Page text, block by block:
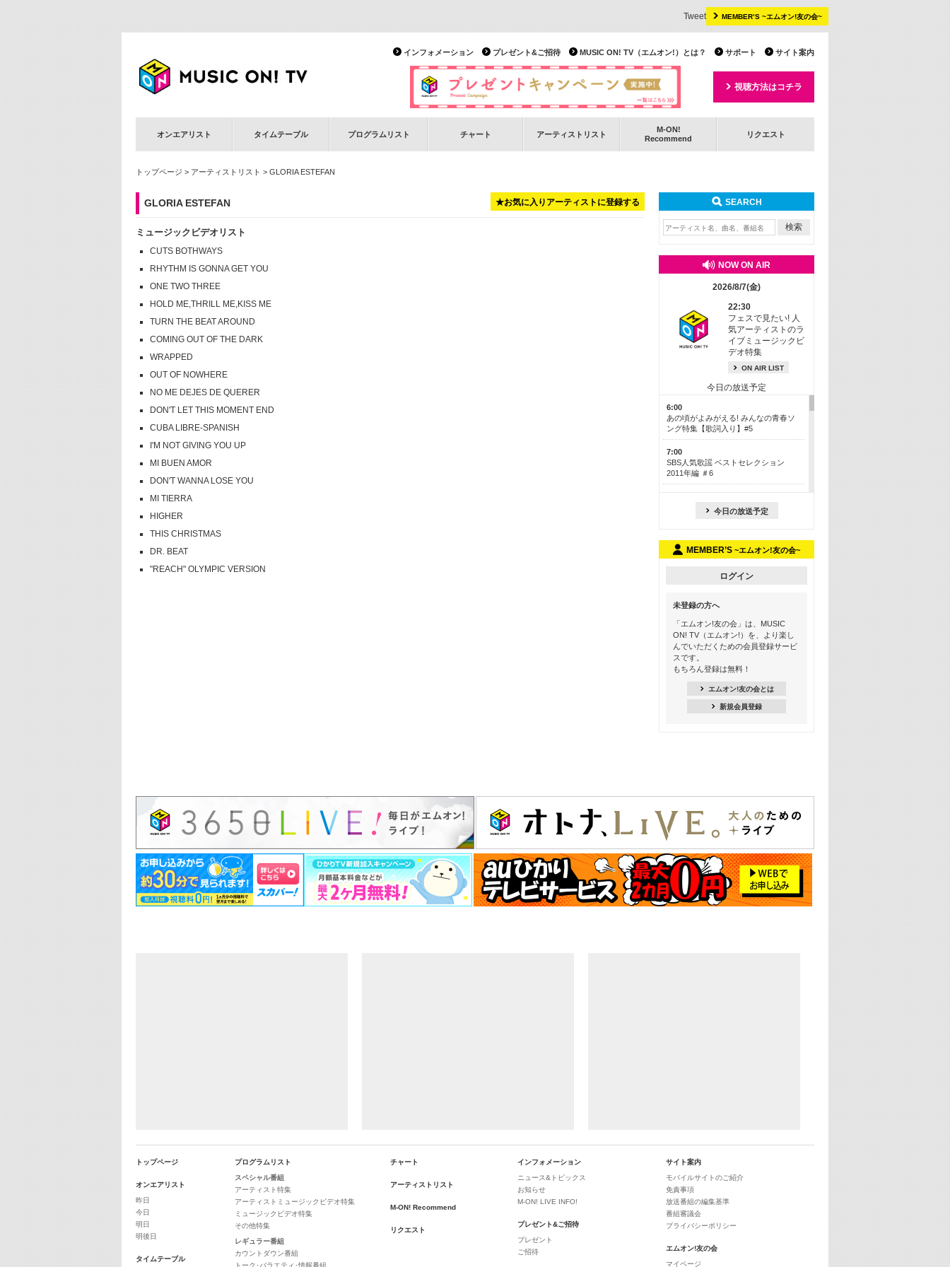
MEMBER’S ~エムオン!友の会~
Tweet
サイト案内
サポート
MUSIC ON! TV（エムオン!）とは？
プレゼント&ご招待
インフォメーション
視聴方法はコチラ
オンエアリスト タイムテーブル プログラムリスト チャート アーティストリスト
M-ON!
Recommend
リクエスト
トップページ > アーティストリスト > GLORIA ESTEFAN
★お気に入りアーティストに登録する
GLORIA ESTEFAN
ミュージックビデオリスト
CUTS BOTHWAYS
RHYTHM IS GONNA GET YOU
ONE TWO THREE
HOLD ME,THRILL ME,KISS ME
TURN THE BEAT AROUND
COMING OUT OF THE DARK
WRAPPED
OUT OF NOWHERE
NO ME DEJES DE QUERER
DON'T LET THIS MOMENT END
CUBA LIBRE-SPANISH
I'M NOT GIVING YOU UP
MI BUEN AMOR
DON'T WANNA LOSE YOU
MI TIERRA
HIGHER
THIS CHRISTMAS
DR. BEAT
"REACH" OLYMPIC VERSION
SEARCH
NOW ON AIR
2026/8/7(金)
22:30
フェスで見たい! 人
気アーティストのラ
イブミュージックビ
デオ特集
ON AIR LIST
今日の放送予定
6:00
あの頃がよみがえる! みんなの青春ソ
ング特集【歌詞入り】#5
7:00
SBS人気歌謡 ベストセレクション
2011年編 ＃6
今も昔も愛される鉄板カラオケメドレ
ー【歌詞入り】 一挙5時間！
13:30
Apple Music カウントダウン 20
16:30
あのころK-POPヒッツ! 2018→2021年
18:30
M-ON! Countdown K
23:00
SUPER EIGHT特集
24:00
25:00
エムオン! ヒッツ
26:00
今日の放送予定
MEMBER’S ~エムオン!友の会~
ログイン
未登録の方へ
「エムオン!友の会」は、MUSIC
ON! TV（エムオン!）を、より楽し
んでいただくための会員登録サービ
スです。
もちろん登録は無料！
エムオン!友の会とは
新規会員登録
トップページ
オンエアリスト
昨日
今日
明日
明後日
タイムテーブル
プログラムリスト
スペシャル番組
アーティスト特集
アーティストミュージックビデオ特集
ミュージックビデオ特集
その他特集
レギュラー番組
カウントダウン番組
トーク･バラエティ･情報番組
チャート
アーティストリスト
M-ON! Recommend
リクエスト
インフォメーション
ニュース&トピックス
お知らせ
M-ON! LIVE INFO!
プレゼント&ご招待
プレゼント
ご招待
サイト案内
モバイルサイトのご紹介
免責事項
放送番組の編集基準
番組審議会
プライバシーポリシー
エムオン!友の会
マイページ